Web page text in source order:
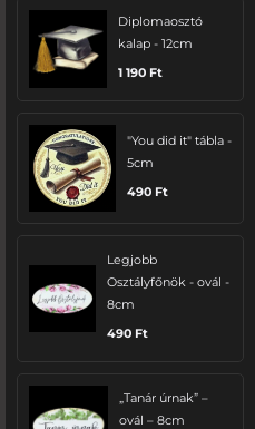
Diplomaosztó
kalap - 12cm
1 190 Ft
"You did it" tábla -
5cm
490 Ft
Legjobb
Osztályfőnök - ovál -
8cm
490 Ft
„Tanár úrnak” –
ovál – 8cm